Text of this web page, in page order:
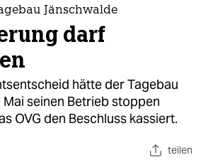
Jänschwalde
darf
hätte der Tagebau
seinen Betrieb stoppen
OVG den Beschluss kassiert.
teilen